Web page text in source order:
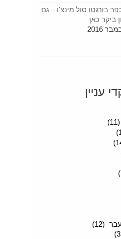
בורגטו סול מינצ'ו – גם
ביקר כאן
עניין
(11)
(12)